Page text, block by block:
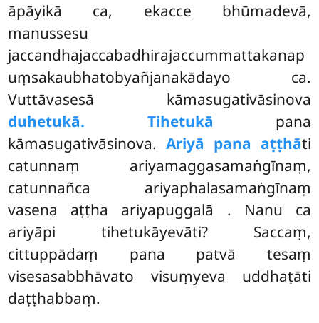
āpāyikā ca, ekacce bhūmadevā,
manussesu
jaccandhajaccabadhirajaccummattakanap
uṃsakaubhatobyañjanakādayo ca.
Vuttāvasesā kāmasugativāsinova
duhetukā. Tihetukā pana
kāmasugativāsinova.Ariyā pana aṭṭhāti
catunnaṃ ariyamaggasamaṅgīnaṃ,
catunnañca ariyaphalasamaṅgīnaṃ
vasena aṭṭha ariyapuggalā . Nanu ca
ariyāpi tihetukāyevāti? Saccaṃ,
cittuppādaṃ pana patvā tesaṃ
visesasabbhāvato visuṃyeva uddhaṭāti
daṭṭhabbaṃ.